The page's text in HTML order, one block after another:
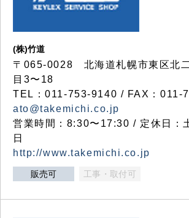
(株)竹道
〒065-0028 北海道札幌市東区北
目3〜18
TEL：011-753-9140 / FAX：011-
ato@takemichi.co.jp
営業時間：8:30〜17:30 / 定休日：
日
http://www.takemichi.co.jp
販売可 工事・取付可